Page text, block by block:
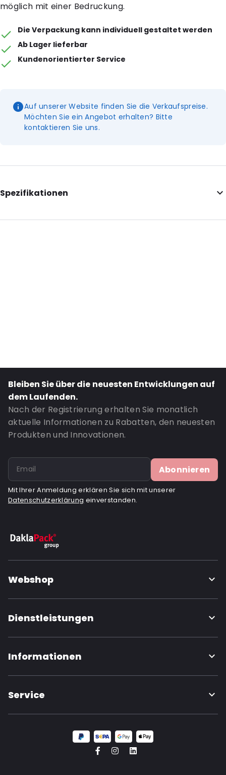
möglich mit einer Bedruckung.
Die Verpackung kann individuell gestaltet werden
Ab Lager lieferbar
Kundenorientierter Service
Auf unserer Website finden Sie die Verkaufspreise.
Möchten Sie ein Angebot erhalten? Bitte
kontaktieren Sie uns.
Spezifikationen
Additional information: Umschläge
Bleiben Sie über die neuesten Entwicklungen auf
dem Laufenden.
Nach der Registrierung erhalten Sie monatlich
aktuelle Informationen zu Rabatten, den neuesten
Produkten und Innovationen.
Abonnieren
Mit Ihrer Anmeldung erklären Sie sich mit unserer
Datenschutzerklärung einverstanden.
Webshop
Dienstleistungen
Informationen
Service